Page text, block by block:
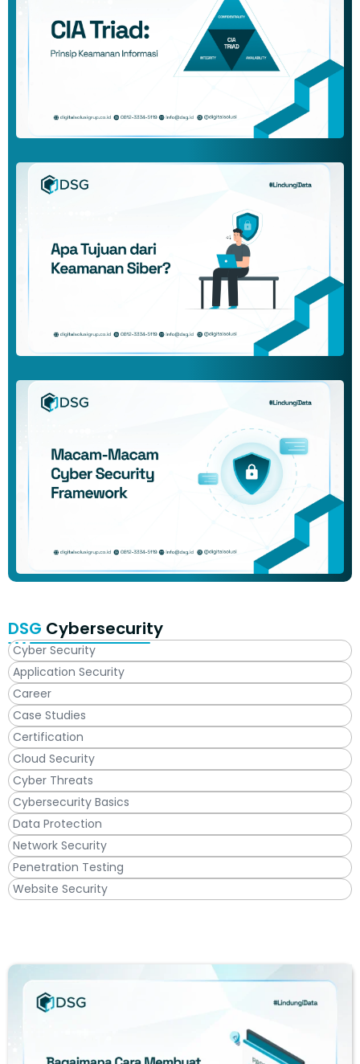
DSG Cybersecurity
Cyber Security
Application Security
Career
Case Studies
Certification
Cloud Security
Cyber Threats
Cybersecurity Basics
Data Protection
Network Security
Penetration Testing
Website Security